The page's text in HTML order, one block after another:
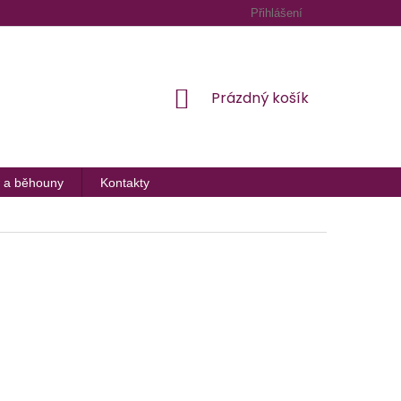
Přihlášení
NÁKUPNÍ
Prázdný košík
a běhouny Kontakty